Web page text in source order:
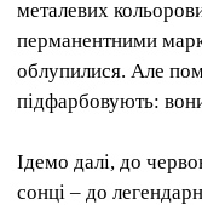
металевих
перманентними
облупилися. Але
підфарбовують:
Ідемо далі, до
сонці – до